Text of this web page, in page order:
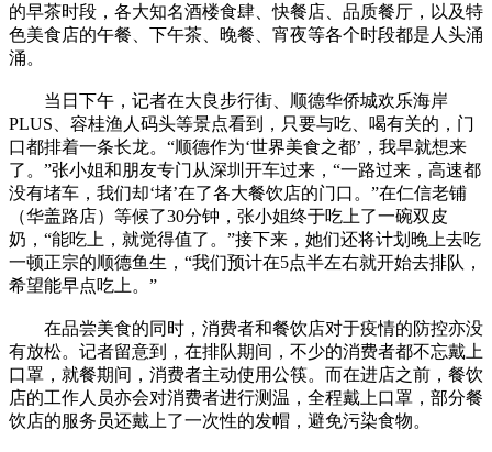
的早茶时段，各大知名酒楼食肆、快餐店、品质餐厅，以及特
色美食店的午餐、下午茶、晚餐、宵夜等各个时段都是人头涌
涌。
当日下午，记者在大良步行街、顺德华侨城欢乐海岸
PLUS、容桂渔人码头等景点看到，只要与吃、喝有关的，门
口都排着一条长龙。“顺德作为‘世界美食之都’，我早就想来
了。”张小姐和朋友专门从深圳开车过来，“一路过来，高速都
没有堵车，我们却‘堵’在了各大餐饮店的门口。”在仁信老铺
（华盖路店）等候了30分钟，张小姐终于吃上了一碗双皮
奶，“能吃上，就觉得值了。”接下来，她们还将计划晚上去吃
一顿正宗的顺德鱼生，“我们预计在5点半左右就开始去排队，
希望能早点吃上。”
在品尝美食的同时，消费者和餐饮店对于疫情的防控亦没
有放松。记者留意到，在排队期间，不少的消费者都不忘戴上
口罩，就餐期间，消费者主动使用公筷。而在进店之前，餐饮
店的工作人员亦会对消费者进行测温，全程戴上口罩，部分餐
饮店的服务员还戴上了一次性的发帽，避免污染食物。